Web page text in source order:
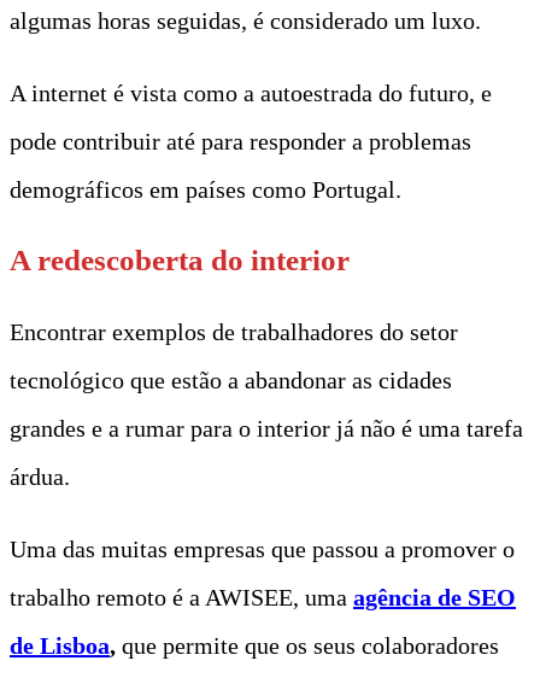
algumas horas seguidas, é considerado um luxo.
A internet é vista como a autoestrada do futuro, e
pode contribuir até para responder a problemas
demográficos em países como Portugal.
A redescoberta do interior
Encontrar exemplos de trabalhadores do setor
tecnológico que estão a abandonar as cidades
grandes e a rumar para o interior já não é uma tarefa
árdua.
Uma das muitas empresas que passou a promover o
trabalho remoto é a AWISEE, uma agência de SEO
de Lisboa, que permite que os seus colaboradores